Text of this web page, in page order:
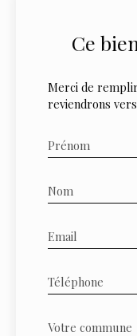
Ce
Merci de
reviendrons
Prénom
Nom
Email
Téléphone
Votre commune